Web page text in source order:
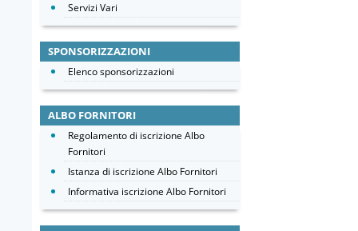
Servizi Vari
SPONSORIZZAZIONI
Elenco sponsorizzazioni
ALBO FORNITORI
Regolamento di iscrizione Albo
Fornitori
Istanza di iscrizione Albo Fornitori
Informativa iscrizione Albo Fornitori